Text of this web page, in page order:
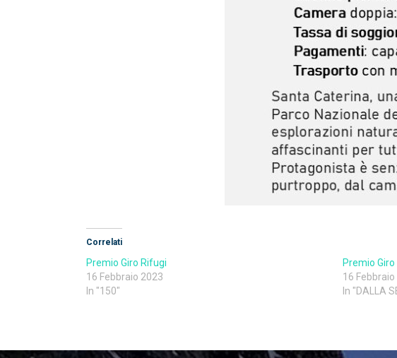
Correlati
Premio Giro Rifugi
16 Febbraio 2023
In "150"
Premio
16 Febbraio
In "DALLA